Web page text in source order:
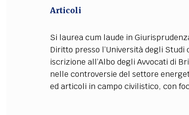
Articoli
Si laurea cum laude in
Diritto presso l’Università degli
iscrizione all’Albo degli Avvocati di
nelle controversie del settore
ed articoli in campo civilistico, con